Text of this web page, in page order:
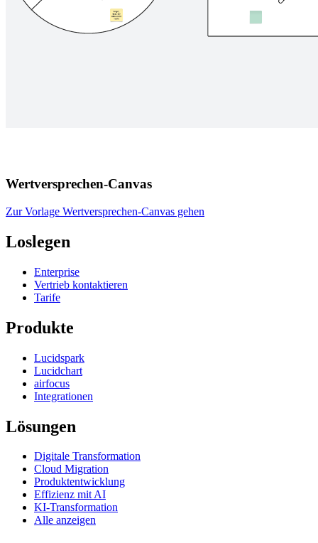
Wertversprechen-Canvas
Zur Vorlage Wertversprechen-Canvas gehen
Loslegen
Enterprise
Vertrieb kontaktieren
Tarife
Produkte
Lucidspark
Lucidchart
airfocus
Integrationen
Lösungen
Digitale Transformation
Cloud Migration
Produktentwicklung
Effizienz mit AI
KI-Transformation
Alle anzeigen